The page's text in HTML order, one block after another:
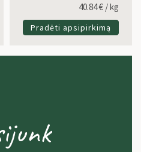
Pradėti apsipirkimą
40.84€ / kg